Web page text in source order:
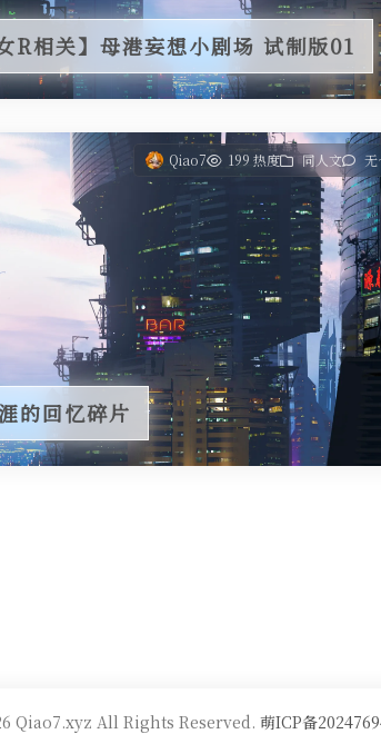
R相关】母港妄想小剧场 试制版01
Qiao7 199 热度 同人文 无
的回忆碎片
Qiao7.xyz All Rights Reserved. 萌ICP备